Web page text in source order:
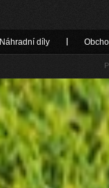
Náhradní díly